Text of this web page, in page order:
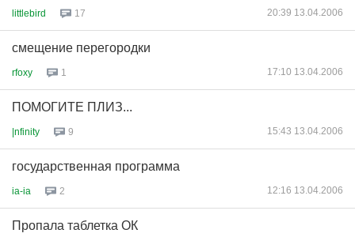
littlebird 17 20:39 13.04.2006
смещение перегородки
rfoxy 1 17:10 13.04.2006
ПОМОГИТЕ ПЛИЗ...
|nfinity 9 15:43 13.04.2006
государственная программа
ia-ia 2 12:16 13.04.2006
Пропала таблетка ОК